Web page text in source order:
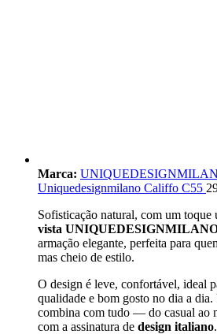
Marca:
Uniquedesignmilano Califfo C55
Sofisticação natural, com um toque
vista
armação elegante, perfeita para
mas cheio de estilo.
O design é leve, confortável, ideal
qualidade e bom gosto no dia a
combina com tudo — do casual ao
com a assinatura de design italiano.